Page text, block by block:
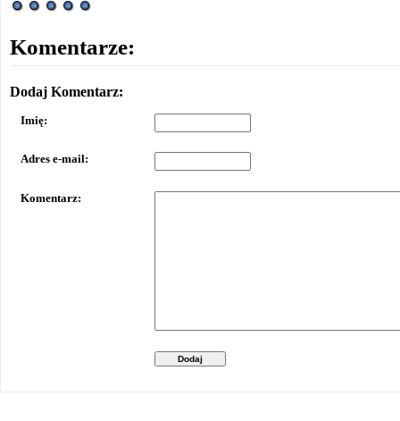
Komentarze:
Dodaj Komentarz:
Imię:
Adres e-mail:
Komentarz:
Dodaj